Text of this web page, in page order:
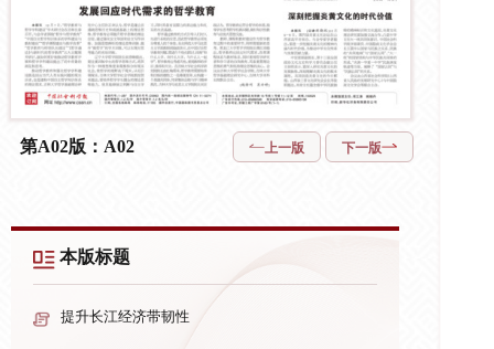
第A02版：A02 上一版 下一版
本版标题
提升长江经济带韧性